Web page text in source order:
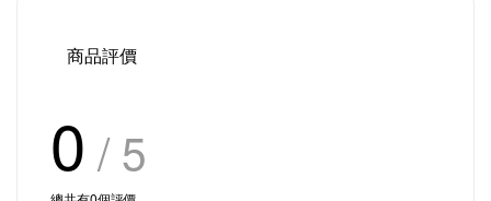
商品評價
0 / 5